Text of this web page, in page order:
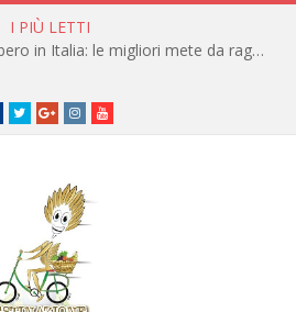
I PIÙ LETTI
Dove fare campeggio libero in Italia: le migliori mete da raggiungere in traghetto
Facebook
TwitterGoogle+instagramyoutube